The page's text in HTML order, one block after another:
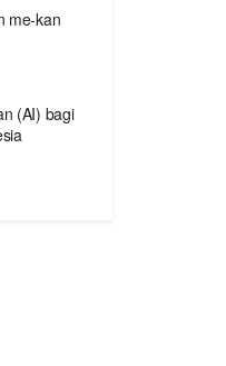
me-kan
(AI) bagi